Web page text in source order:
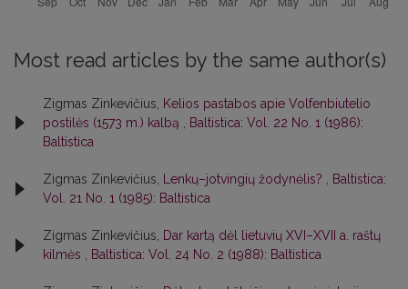
Most read articles by the same author(s)
Zigmas Zinkevičius,
Kelios pastabos apie Volfenbiutelio
postilės (1573 m.) kalbą
Baltistica: Vol. 22 No. 1 (1986):
Baltistica
Zigmas Zinkevičius, Lenkų–jotvingių žodynėlis?
Baltistica:
Vol. 21 No. 1 (1985): Baltistica
Zigmas Zinkevičius,
Dar kartą dėl lietuvių XVI–XVII a. raštų
kilmės
Baltistica: Vol. 24 No. 2 (1988): Baltistica